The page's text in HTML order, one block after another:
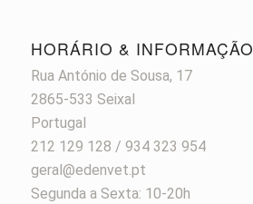
HORÁRIO & INFORMAÇÃO
Rua António de Sousa, 17
2865-533 Seixal
Portugal
212 129 128 / 934 323 954
geral@edenvet.pt
Segunda a Sexta: 10-20h